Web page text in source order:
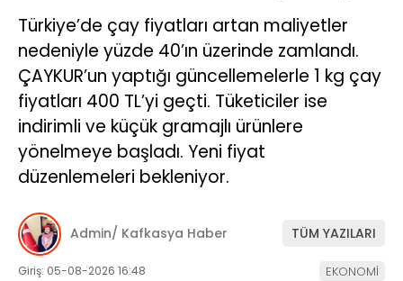
Türkiye’de çay fiyatları artan maliyetler
nedeniyle yüzde 40’ın üzerinde zamlandı.
ÇAYKUR’un yaptığı güncellemelerle 1 kg çay
fiyatları 400 TL’yi geçti. Tüketiciler ise
indirimli ve küçük gramajlı ürünlere
yönelmeye başladı. Yeni fiyat
düzenlemeleri bekleniyor.
Admin/ Kafkasya Haber TÜM YAZILARI
Giriş: 05-08-2026 16:48 EKONOMİ